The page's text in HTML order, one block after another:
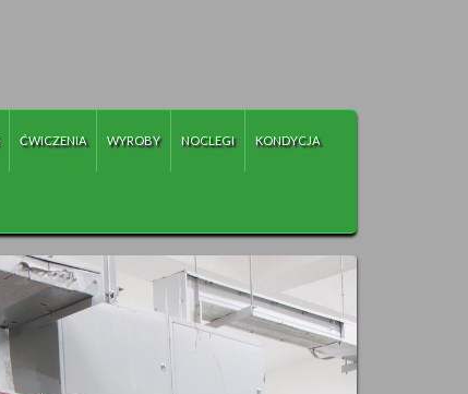
ĆWICZENIA WYROBY NOCLEGI KONDYCJA